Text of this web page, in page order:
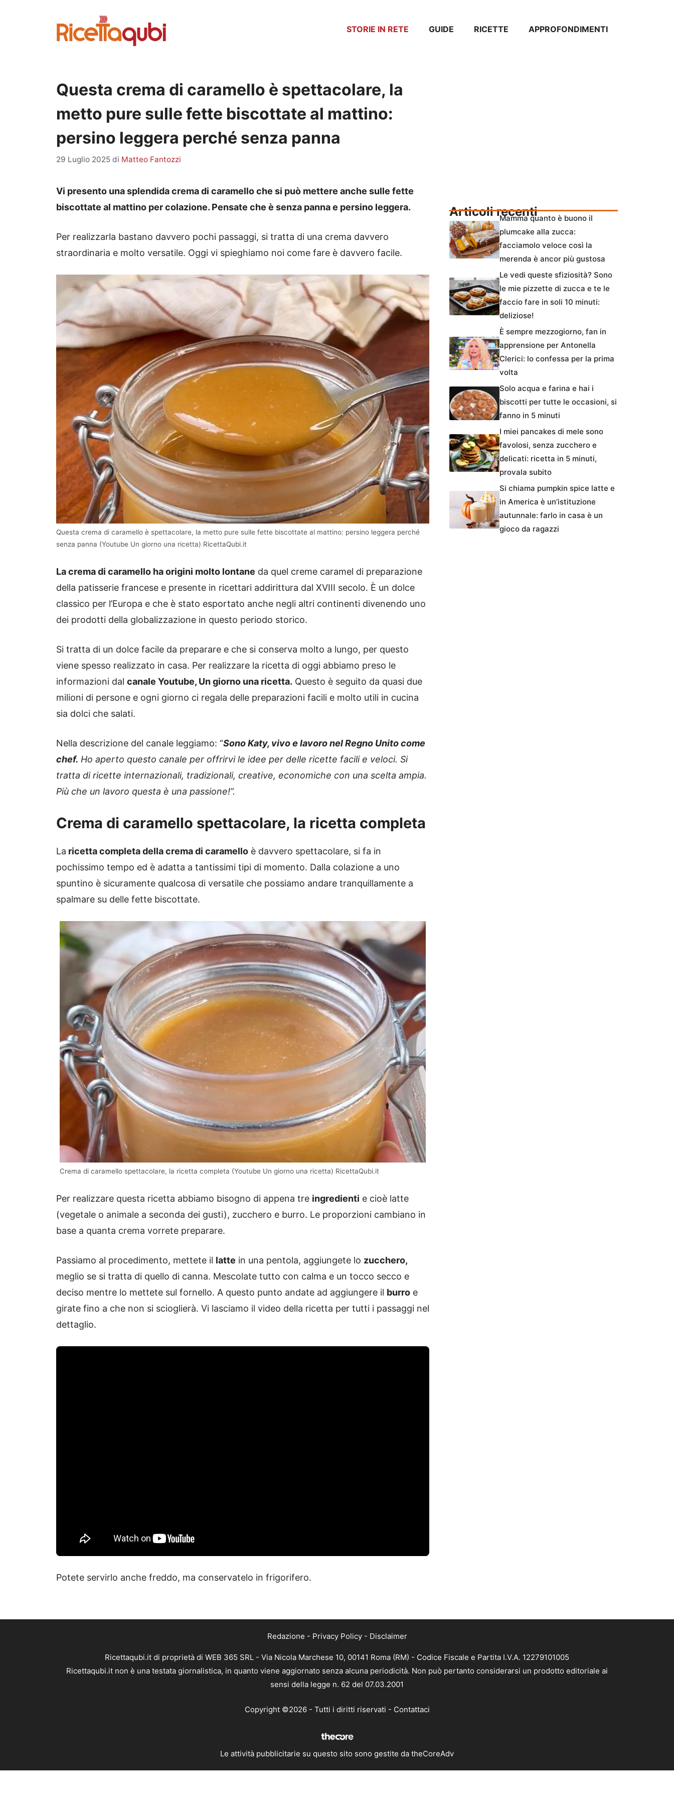
STORIE IN RETE GUIDE RICETTE APPROFONDIMENTI
Questa crema di caramello è spettacolare, la
metto pure sulle fette biscottate al mattino:
persino leggera perché senza panna
29 Luglio 2025 di Matteo Fantozzi
Vi presento una splendida crema di caramello che si può mettere anche sulle fette
biscottate al mattino per colazione. Pensate che è senza panna e persino leggera.
Per realizzarla bastano davvero pochi passaggi, si tratta di una crema davvero
straordinaria e molto versatile. Oggi vi spieghiamo noi come fare è davvero facile.
Questa crema di caramello è spettacolare, la metto pure sulle fette biscottate al mattino: persino leggera perché
senza panna (Youtube Un giorno una ricetta) RicettaQubi.it
La crema di caramello ha origini molto lontane da quel creme caramel di preparazione
della patisserie francese e presente in ricettari addirittura dal XVIII secolo. È un dolce
classico per l’Europa e che è stato esportato anche negli altri continenti divenendo uno
dei prodotti della globalizzazione in questo periodo storico.
Si tratta di un dolce facile da preparare e che si conserva molto a lungo, per questo
viene spesso realizzato in casa. Per realizzare la ricetta di oggi abbiamo preso le
informazioni dal canale Youtube, Un giorno una ricetta. Questo è seguito da quasi due
milioni di persone e ogni giorno ci regala delle preparazioni facili e molto utili in cucina
sia dolci che salati.
Nella descrizione del canale leggiamo: “Sono Katy, vivo e lavoro nel Regno Unito come
chef. Ho aperto questo canale per offrirvi le idee per delle ricette facili e veloci. Si
tratta di ricette internazionali, tradizionali, creative, economiche con una scelta ampia.
Più che un lavoro questa è una passione!”.
Crema di caramello spettacolare, la ricetta completa
La ricetta completa della crema di caramello è davvero spettacolare, si fa in
pochissimo tempo ed è adatta a tantissimi tipi di momento. Dalla colazione a uno
spuntino è sicuramente qualcosa di versatile che possiamo andare tranquillamente a
spalmare su delle fette biscottate.
Crema di caramello spettacolare, la ricetta completa (Youtube Un giorno una ricetta) RicettaQubi.it
Per realizzare questa ricetta abbiamo bisogno di appena tre ingredienti e cioè latte
(vegetale o animale a seconda dei gusti), zucchero e burro. Le proporzioni cambiano in
base a quanta crema vorrete preparare.
Passiamo al procedimento, mettete il latte in una pentola, aggiungete lo zucchero,
meglio se si tratta di quello di canna. Mescolate tutto con calma e un tocco secco e
deciso mentre lo mettete sul fornello. A questo punto andate ad aggiungere il burro e
girate fino a che non si scioglierà. Vi lasciamo il video della ricetta per tutti i passaggi nel
dettaglio.
Potete servirlo anche freddo, ma conservatelo in frigorifero.
Articoli recentiMamma quanto è buono il
plumcake alla zucca:
facciamolo veloce così la
merenda è ancor più gustosa
Le vedi queste sfiziosità? Sono
le mie pizzette di zucca e te le
faccio fare in soli 10 minuti:
deliziose!
È sempre mezzogiorno, fan in
apprensione per Antonella
Clerici: lo confessa per la prima
volta
Solo acqua e farina e hai i
biscotti per tutte le occasioni, si
fanno in 5 minuti
I miei pancakes di mele sono
favolosi, senza zucchero e
delicati: ricetta in 5 minuti,
provala subito
Si chiama pumpkin spice latte e
in America è un’istituzione
autunnale: farlo in casa è un
gioco da ragazzi
Redazione - Privacy Policy- Disclaimer
Ricettaqubi.it di proprietà di WEB 365 SRL - Via Nicola Marchese 10, 00141 Roma (RM) - Codice Fiscale e Partita I.V.A. 12279101005
Ricettaqubi.it non è una testata giornalistica, in quanto viene aggiornato senza alcuna periodicità. Non può pertanto considerarsi un prodotto editoriale ai
sensi della legge n. 62 del 07.03.2001
Copyright ©2026 - Tutti i diritti riservati - Contattaci
Le attività pubblicitarie su questo sito sono gestite da theCoreAdv